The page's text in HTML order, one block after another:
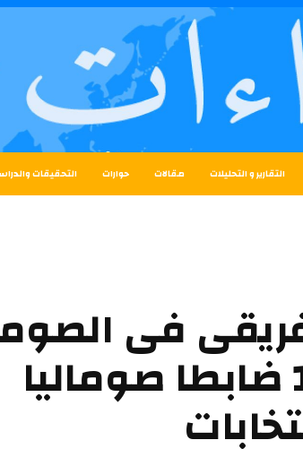
التقارير و التحليلات مقالات حوارات التحقيقات
فى
تدريب 120 ضابطا صوماليا